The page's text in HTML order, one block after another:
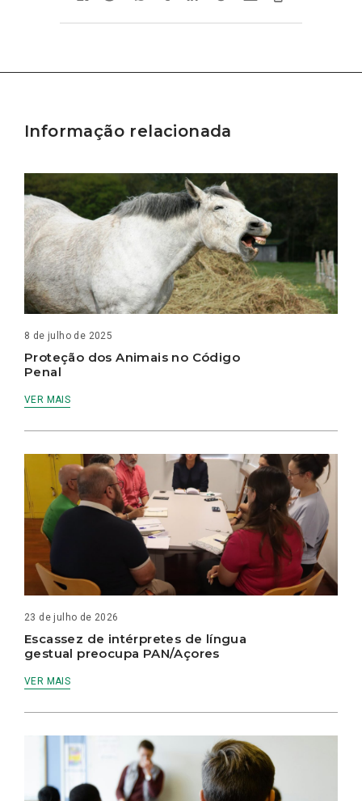
Informação relacionada
8 de julho de 2025
Proteção dos Animais no Código
Penal
VER MAIS
23 de julho de 2026
Escassez de intérpretes de língua
gestual preocupa PAN/Açores
VER MAIS